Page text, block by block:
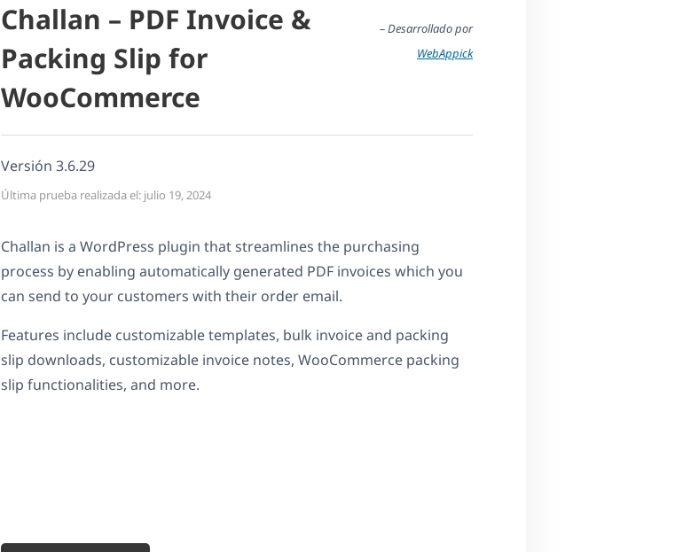
Challan – PDF Invoice &
Packing Slip for
WooCommerce
– Desarrollado por
WebAppick
Versión 3.6.29
Última prueba realizada el: julio 19, 2024
Challan is a WordPress plugin that streamlines the purchasing
process by enabling automatically generated PDF invoices which you
can send to your customers with their order email.
Features include customizable templates, bulk invoice and packing
slip downloads, customizable invoice notes, WooCommerce packing
slip functionalities, and more.